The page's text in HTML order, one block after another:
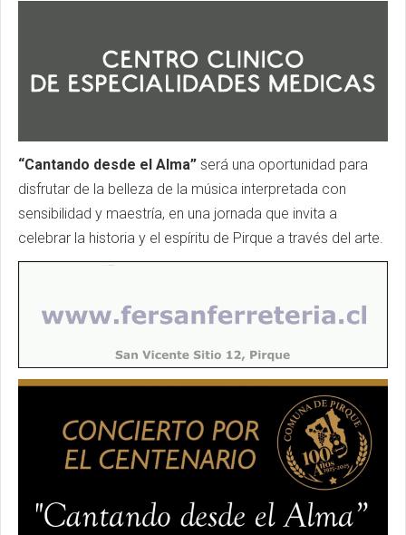
“Cantando desde el Alma” será una oportunidad para
disfrutar de la belleza de la música interpretada con
sensibilidad y maestría, en una jornada que invita a
celebrar la historia y el espíritu de Pirque a través del arte.